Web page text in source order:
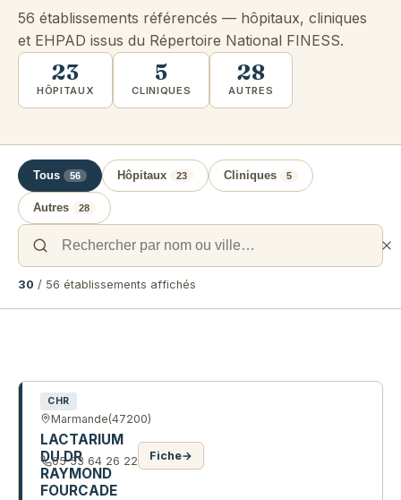
56 établissements référencés — hôpitaux, cliniques
et EHPAD issus du Répertoire National FINESS.
23
HÔPITAUX
5
CLINIQUES
28
AUTRES
Tous 56 Hôpitaux 23 Cliniques 5
Autres 28
30 / 56 établissements affichés
Liste des établissements de santé
CHR
Marmande(47200)
LACTARIUM
DU DR
RAYMOND
FOURCADE
05 53 64 26 22 Fiche→